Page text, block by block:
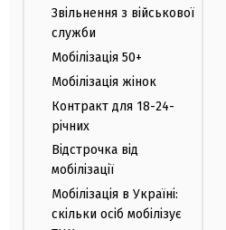
Звільнення з військової
служби
Мобілізація 50+
Мобілізація жінок
Контракт для 18-24-
річних
Відстрочка від
мобілізації
Мобілізація в Україні:
скільки осіб мобілізує